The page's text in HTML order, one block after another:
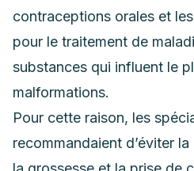
contraceptions orales et
pour le traitement de
substances qui influent le
malformations.
Pour cette raison, les
recommandaient d’éviter